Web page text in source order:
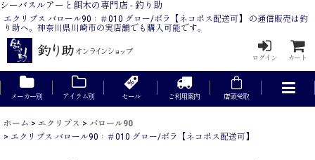
シーバスルアーと餌木の専門店 - 釣り助
エクリプス バロール90：＃010 グロー/ボラ【ネコポス配送可】 の通信販売は釣
り助へ。神奈川県川崎市の実店舗でも購入可能です。
ログイン カート
メーカー別 アイテム別 セール ご利用案内 店頭受取
ホーム > エクリプス > バロール90
> エクリプス バロール90：＃010 グロー/ボラ【ネコポス配送可】